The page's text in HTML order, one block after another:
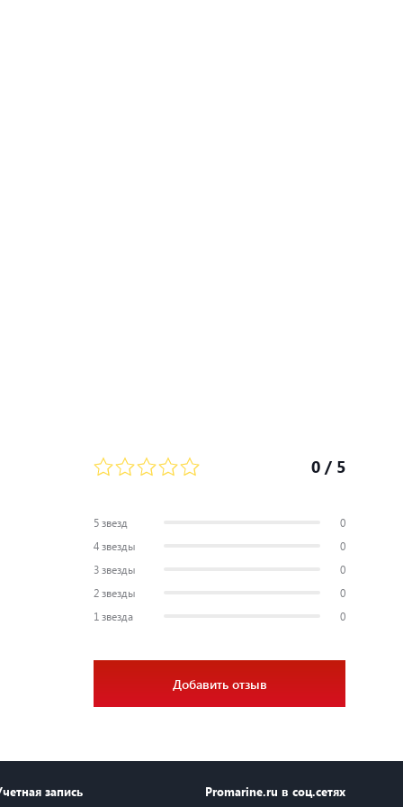
0 / 5
5 звезд
0
4 звезды
0
3 звезды
0
2 звезды
0
1 звезда
0
Добавить отзыв
запись Promarine.ru в соц.сетях